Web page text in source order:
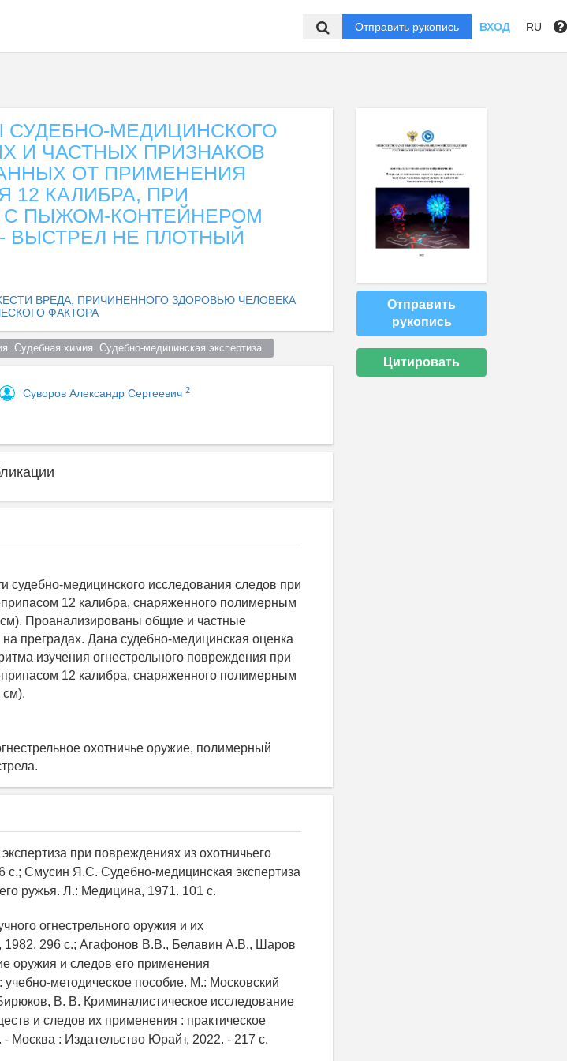
Отправить рукопись ВХОД RU
МЕДИЦИНСКОГО
И ЧАСТНЫХ ПРИЗНАКОВ
ОТ ПРИМЕНЕНИЯ
12 КАЛИБРА, ПРИ
С ПЫЖОМ-КОНТЕЙНЕРОМ
ВЫСТРЕЛ НЕ ПЛОТНЫЙ
ВРЕДА, ПРИЧИНЕННОГО ЗДОРОВЬЮ ЧЕЛОВЕКА
ФАКТОРА
Судебная химия. Судебно-медицинская экспертиза
Суворов Александр Сергеевич 2
судебно-медицинского исследования следов при
12 калибра, снаряженного полимерным
Проанализированы общие и частные
преградах. Дана судебно-медицинская оценка
изучения огнестрельного повреждения при
12 калибра, снаряженного полимерным
см).
охотничье оружие, полимерный
при повреждениях из охотничьего
с.; Смусин Я.С. Судебно-медицинская экспертиза
ружья. Л.: Медицина, 1971. 101 с.
огнестрельного оружия и их
1982. 296 с.; Агафонов В.В., Белавин А.В., Шаров
оружия и следов его применения
методическое пособие. М.: Московский
В. В. Криминалистическое исследование
и следов их применения : практическое
Москва : Издательство Юрайт, 2022. - 217 с.
Отправить
рукопись
Цитировать